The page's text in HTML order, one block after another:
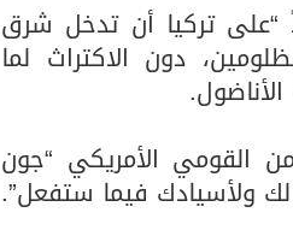
“على تركيا أن تدخل شرق
دون الاكتراث لما
القومي الأمريكي “جون
لك ولأسيادك فيما ستفعل”.